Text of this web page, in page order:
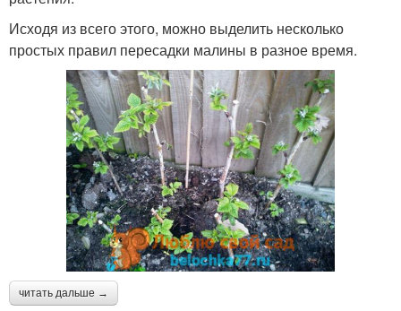
Исходя из всего этого, можно выделить несколько
простых правил пересадки малины в разное время.
читать дальше →